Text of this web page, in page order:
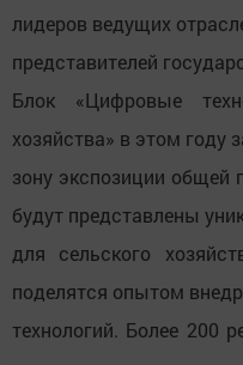
лидеров ведущих
представителей
Блок «Цифровые
хозяйства» в этом
зону экспозиции
будут представлены
для сельского
поделятся опытом
технологий. Более 200